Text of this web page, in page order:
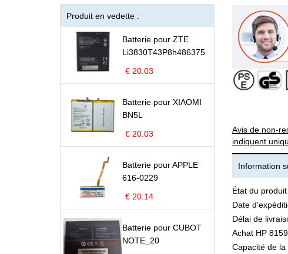
Produit en vedette :
Batterie pour ZTE
Li3830T43P8h486375
€ 20.03
Batterie pour XIAOMI
BN5L
€ 20.03
Batterie pour APPLE
616-0229
€ 20.14
Batterie pour CUBOT
NOTE_20
Avis de non-
indiquent
Information
État du
Date
Délai de
Achat HP
Capacité de la